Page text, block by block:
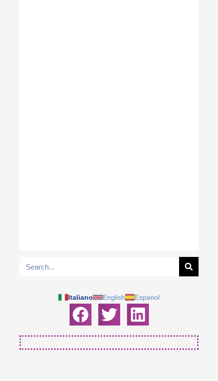
Italiano English Espanol